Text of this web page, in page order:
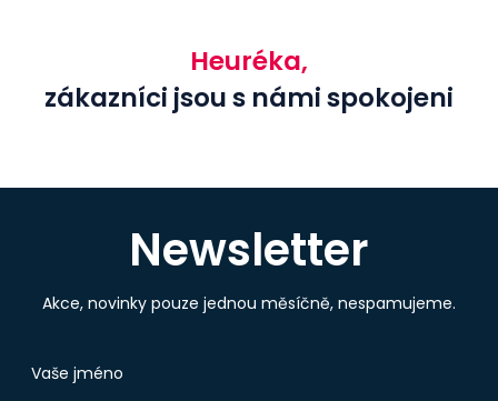
Heuréka,
zákazníci jsou s námi spokojeni
Newsletter
Akce, novinky pouze jednou měsíčně, nespamujeme.